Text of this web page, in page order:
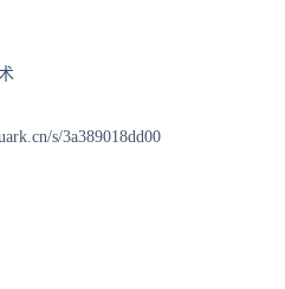
s/3a389018dd00